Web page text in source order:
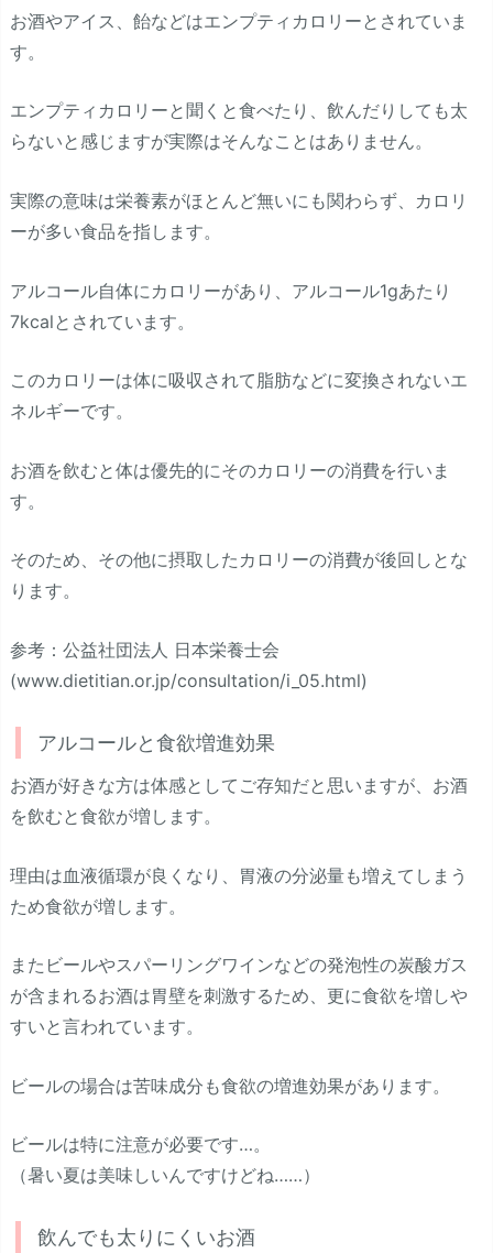
お酒やアイス、飴などはエンプティカロリーとされていま
す。
エンプティカロリーと聞くと食べたり、飲んだりしても太
らないと感じますが実際はそんなことはありません。
実際の意味は栄養素がほとんど無いにも関わらず、カロリ
ーが多い食品を指します。
アルコール自体にカロリーがあり、アルコール1gあたり
7kcalとされています。
このカロリーは体に吸収されて脂肪などに変換されないエ
ネルギーです。
お酒を飲むと体は優先的にそのカロリーの消費を行いま
す。
そのため、その他に摂取したカロリーの消費が後回しとな
ります。
参考：公益社団法人 日本栄養士会
(www.dietitian.or.jp/consultation/i_05.html)
アルコールと食欲増進効果
お酒が好きな方は体感としてご存知だと思いますが、お酒
を飲むと食欲が増します。
理由は血液循環が良くなり、胃液の分泌量も増えてしまう
ため食欲が増します。
またビールやスパーリングワインなどの発泡性の炭酸ガス
が含まれるお酒は胃壁を刺激するため、更に食欲を増しや
すいと言われています。
ビールの場合は苦味成分も食欲の増進効果があります。
ビールは特に注意が必要です…。
（暑い夏は美味しいんですけどね……）
飲んでも太りにくいお酒